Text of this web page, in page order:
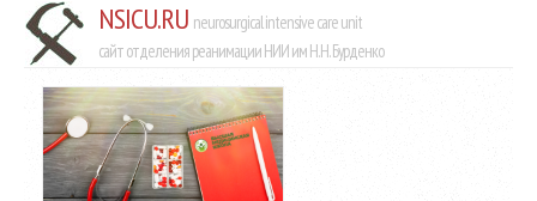
NSICU.RU neurosurgical intensive care unit
сайт отделения реанимации НИИ им Н.Н. Бурденко